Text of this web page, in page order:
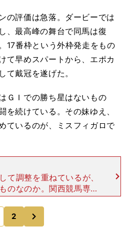
の評価は急落。ダービーでは
、最高峰の舞台で同馬は復
17番枠という外枠発走をもの
て早めスパートから、エポカ
て戴冠を遂げた。
ＧＩでの勝ち星はないもの
を続けている。その妹ゆえ、
ているのが、ミスフィガロで
て調整を重ねているが、
のなのか。関西競馬専門
伝える。「友道調教師は
走らせるとキレがありそ
をする
2